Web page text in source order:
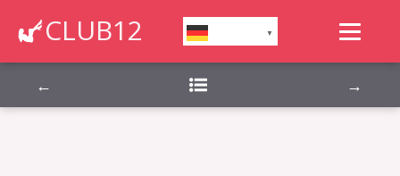
CLUB12 ▼
← →
Montag, Dienstag, Mittwoch, Donnerstag,
Freitag, Samstag, Sonntag,